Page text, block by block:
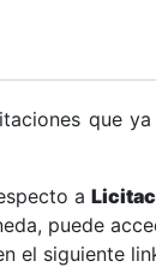
que
a
puede
el siguiente